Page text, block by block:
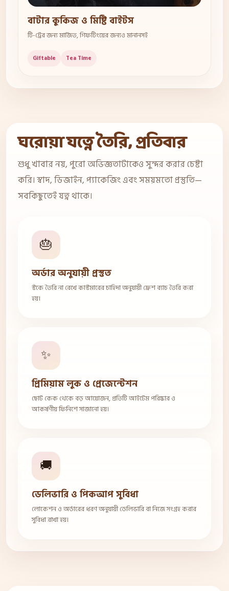
বাটার কুকিজ ও মিষ্টি বাইটস
টি-ট্রের জন্য মার্জিত, গিফটিংয়ের জন্যও মানানসই
Giftable Tea Time
ঘরোয়া যত্নে তৈরি, প্রতিবার
শুধু খাবার নয়, পুরো অভিজ্ঞতাটাকেও সুন্দর করার চেষ্টা
করি। স্বাদ, ডিজাইন, প্যাকেজিং এবং সময়মতো প্রস্তুতি—
সবকিছুতেই যত্ন থাকে।
🎂
অর্ডার অনুযায়ী প্রস্তুত
স্টকে তৈরি না রেখে কাস্টমারের চাহিদা অনুযায়ী ফ্রেশ ব্যাচ তৈরি করা
হয়।
✨
প্রিমিয়াম লুক ও প্রেজেন্টেশন
ছোট কেক থেকে বড় আয়োজন, প্রতিটি আইটেম পরিষ্কার ও
আকর্ষণীয় ফিনিশে সাজানো হয়।
🚚
ডেলিভারি ও পিকআপ সুবিধা
লোকেশন ও অর্ডারের ধরণ অনুযায়ী ডেলিভারি বা নিজে সংগ্রহ করার
সুবিধা রাখা হয়।